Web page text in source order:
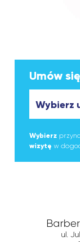
Umów
Wybierz
wizytę w
ul.